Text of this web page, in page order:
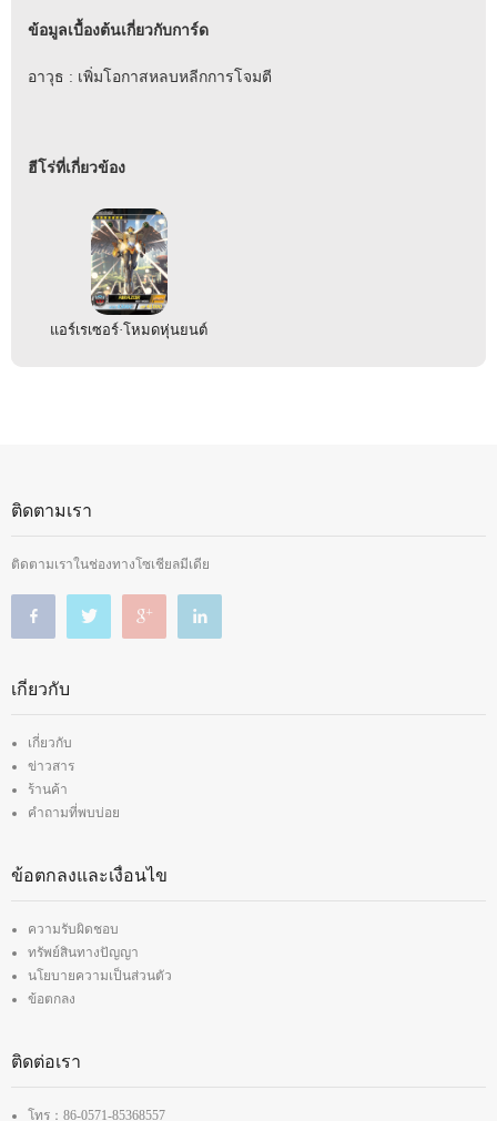
ข้อมูลเบื้องต้นเกี่ยวกับการ์ด
อาวุธ : เพิ่มโอกาสหลบหลีกการโจมตี
ฮีโร่ที่เกี่ยวข้อง
แอร์เรเซอร์·โหมดหุ่นยนต์
ติดตามเรา
ติดตามเราในช่องทางโซเชียลมีเดีย
เกี่ยวกับ
เกี่ยวกับ
ข่าวสาร
ร้านค้า
คำถามที่พบบ่อย
ข้อตกลงและเงื่อนไข
ความรับผิดชอบ
ทรัพย์สินทางปัญญา
นโยบายความเป็นส่วนตัว
ข้อตกลง
ติดต่อเรา
โทร：86-0571-85368557